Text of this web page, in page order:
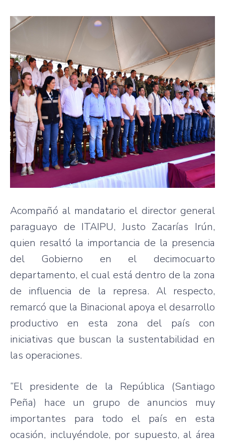
Acompañó al mandatario el director general
paraguayo de ITAIPU, Justo Zacarías Irún,
quien resaltó la importancia de la presencia
del Gobierno en el decimocuarto
departamento, el cual está dentro de la zona
de influencia de la represa. Al respecto,
remarcó que la Binacional apoya el desarrollo
productivo en esta zona del país con
iniciativas que buscan la sustentabilidad en
las operaciones.
“El presidente de la República (Santiago
Peña) hace un grupo de anuncios muy
importantes para todo el país en esta
ocasión, incluyéndole, por supuesto, al área